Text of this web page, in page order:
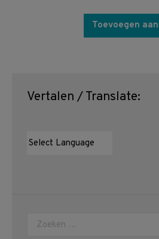
Toevoegen
Vertalen / Translate:
Zoeken: